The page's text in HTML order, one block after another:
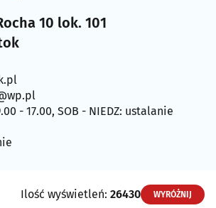
10 lok. 101
- 17.00, SOB - NIEDZ: ustalanie
Ilość wyświetleń: 26430 WYRÓŻNIJ